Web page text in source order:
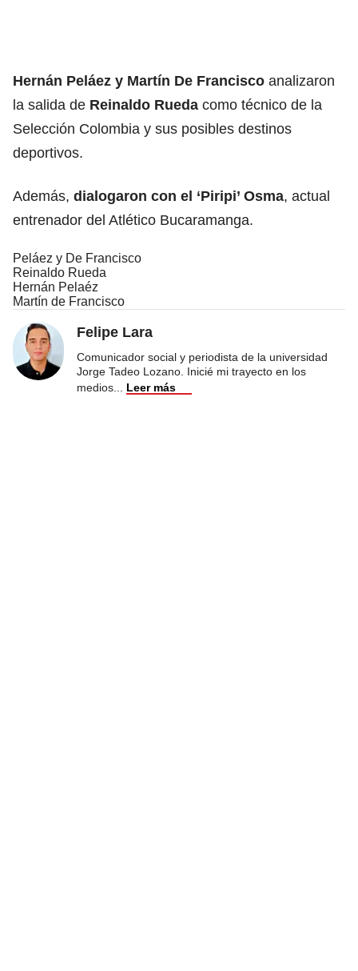
Hernán Peláez y Martín De Francisco analizaron
la salida de Reinaldo Rueda como técnico de la
Selección Colombia y sus posibles destinos
deportivos.
Además, dialogaron con el ‘Piripi’ Osma, actual
entrenador del Atlético Bucaramanga.
Peláez y De Francisco
Reinaldo Rueda
Hernán Pelaéz
Martín de Francisco
Felipe Lara
Comunicador social y periodista de la universidad
Jorge Tadeo Lozano. Inicié mi trayecto en los
medios
Leer más